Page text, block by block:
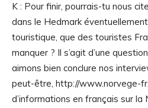
K : Pour finir, pourrais-tu nous
dans le Hedmark
touristique, que des touristes
manquer ? Il s’agit d’une
aimons bien conclure nos
peut-être, http://www.norvege-
d’informations en français sur la